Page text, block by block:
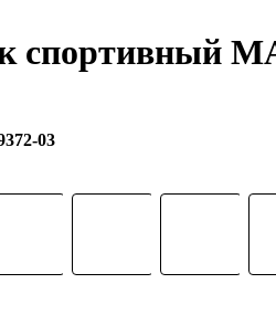
спортивный
03